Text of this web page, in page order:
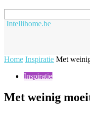
Intellihome.be
Home Inspiratie Met
Inspiratie
Met weinig